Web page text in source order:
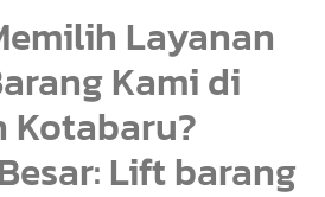
Layanan
Kami di
Kotabaru?
Lift barang